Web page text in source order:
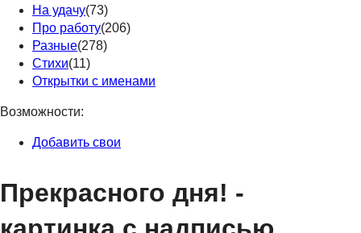
На удачу(73)
Про работу(206)
Разные(278)
Стихи(11)
Открытки с именами
Возможности:
Добавить свои
Прекрасного дня! -